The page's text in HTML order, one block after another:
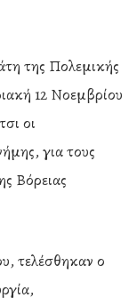
της Πολεμικής
12 Νοεμβρίου
οι
για τους
Βόρειας
τελέσθηκαν ο